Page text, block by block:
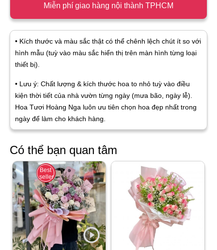
Miễn phí giao hàng nội thành TPHCM
• Kích thước và màu sắc thật có thể chênh lệch chút ít so với
hình mẫu (tuỳ vào màu sắc hiển thị trên màn hình từng loại
thiết bị).
• Lưu ý: Chất lượng & kích thước hoa to nhỏ tuỳ vào điều
kiện thời tiết của nhà vườn từng ngày (mưa bão, ngày lễ).
Hoa Tươi Hoàng Nga luôn ưu tiên chọn hoa đẹp nhất trong
ngày để làm cho khách hàng.
Có thể bạn quan tâm
Best
seller